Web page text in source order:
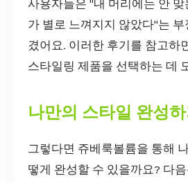
사용자들은 "내 머리에는 안
가 별로 느껴지지 않았다"는
겼어요. 이러한 후기를 참고하
스타일링 제품을 선택하는 데
나만의 스타일 완성하
그렇다면 쥬베룩볼륨을 통해
떻게 완성할 수 있을까요? 다